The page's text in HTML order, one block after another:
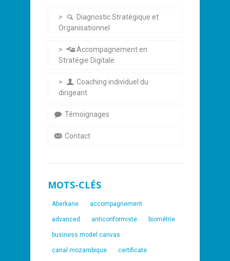
Diagnostic Stratégique et
Organisationnel
Accompagnement en
Stratégie Digitale
Coaching individuel du
dirigeant
Témoignages
Contact
MOTS-CLÉS
Aberkane accompagnement
advanced anticonformiste biométrie
business model canvas
canal mozambique certificate